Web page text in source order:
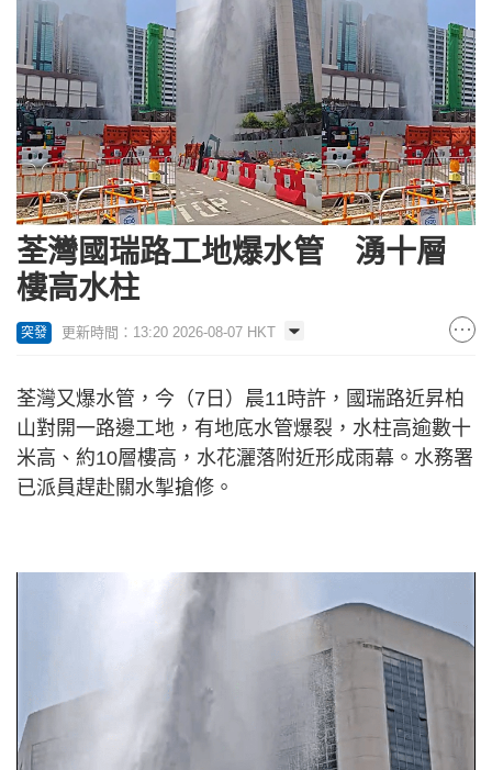
荃灣國瑞路工地爆水管 湧十層
樓高水柱
突發 更新時間：13:20 2026-08-07 HKT
荃灣又爆水管，今（7日）晨11時許，國瑞路近昇柏
山對開一路邊工地，有地底水管爆裂，水柱高逾數十
米高、約10層樓高，水花灑落附近形成雨幕。水務署
已派員趕赴關水掣搶修。